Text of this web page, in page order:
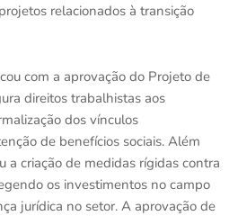
relacionados à transição
com a aprovação do Projeto de
direitos trabalhistas aos
dos vínculos
de benefícios sociais. Além
a criação de medidas rígidas contra
os investimentos no campo
jurídica no setor. A aprovação de